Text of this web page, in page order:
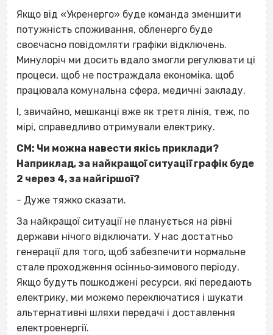
Якщо від «Укренерго» буде команда зменшити
потужність споживання, обленерго буде
своєчасно повідомляти графіки відключень.
Минулоріч ми досить вдало змогли регулювати ці
процеси, щоб не постраждала економіка, щоб
працювала комунальна сфера, медичні закладу.
І, звичайно, мешканці вже як третя лінія, теж, по
мірі, справедливо отримували електрику.
СМ: Чи можна навести якісь приклади?
Наприклад, за найкращої ситуації графік буде
2 через 4, за найгіршої?
- Дуже тяжко сказати.
За найкращої ситуації не планується на рівні
держави нічого відключати. У нас достатньо
генерації для того, щоб забезпечити нормальне
стале проходження осінньо‐зимового періоду.
Якщо будуть пошкоджені ресурси, які передають
електрику, ми можемо переключатися і шукати
альтернативні шляхи передачі і доставлення
електроенергії.